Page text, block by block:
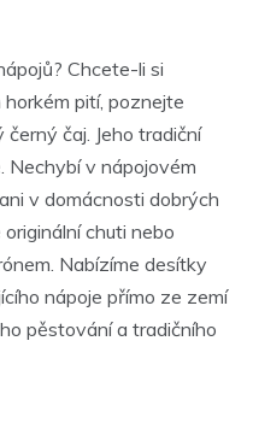
Chcete-li si
pití, poznejte
černý čaj. Jeho tradiční
Nechybí v nápojovém
v domácnosti dobrých
chuti nebo
Nabízíme desítky
nápoje přímo ze zemí
pěstování a tradičního